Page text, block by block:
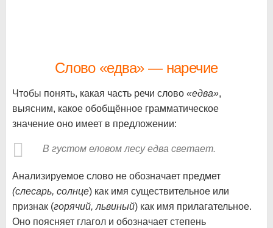
Слово «едва» — наречие
Чтобы понять, какая часть речи слово «едва»,
выясним, какое обобщённое грамматическое
значение оно имеет в предложении:
В густом еловом лесу едва светает.
Анализируемое слово не обозначает предмет
(слесарь, солнце) как имя существительное или
признак (горячий, львиный) как имя прилагательное.
Оно поясняет глагол и обозначает степень